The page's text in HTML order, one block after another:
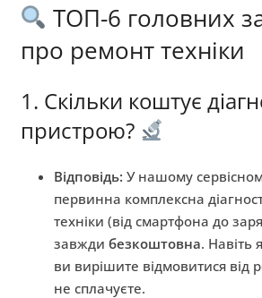
ТОП-6 головних
про ремонт техніки
1. Скільки коштує
пристрою?
Відповідь: У нашому
первинна комплексна
техніки (від смартфона до
завжди безкоштовна. Навіть
ви вирішите відмовитися від
не сплачуєте.